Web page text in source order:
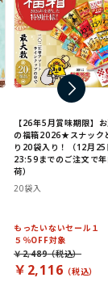
【26年5月賞味期限】
の福箱2026★スナック
り20袋入り！（12月25
23:59までのご注文で
荷）
20袋入
もったいないセール１
５％OFF対象
￥2,116
￥2,489